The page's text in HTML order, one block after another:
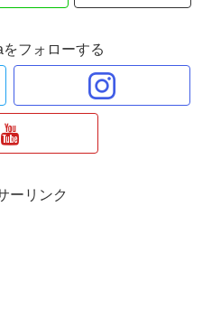
フォローする
ーリンク